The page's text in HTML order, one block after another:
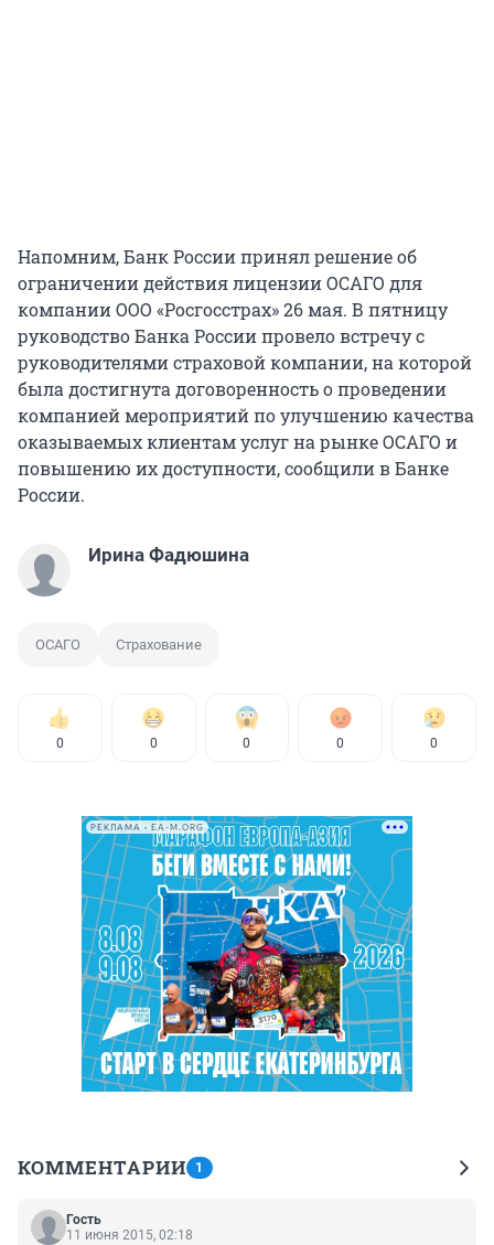
Напомним, Банк России принял решение об
ограничении действия лицензии ОСАГО для
компании ООО «Росгосстрах» 26 мая. В пятницу
руководство Банка России провело встречу с
руководителями страховой компании, на которой
была достигнута договоренность о проведении
компанией мероприятий по улучшению качества
оказываемых клиентам услуг на рынке ОСАГО и
повышению их доступности, сообщили в Банке
России.
Ирина Фадюшина
ОСАГО Страхование
0 0 0 0 0
РЕКЛАМА • EA-M.ORG
КОММЕНТАРИИ 1
Гость
11 июня 2015, 02:18